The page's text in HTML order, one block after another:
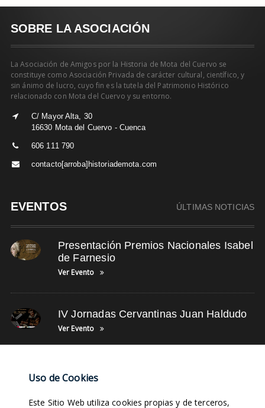
SOBRE LA ASOCIACIÓN
La Asociación de Amigos por la Historia de Mota del Cuervo se
constituye como Asociación Privada de carácter cultural, científico, y
sin ánimo de lucro, cuyo fin es la tutela del Patrimonio Histórico
relacionado con Mota del Cuervo y su entorno.
C/ Mayor Alta, 30
16630 Mota del Cuervo - Cuenca
606 111 790
contacto[arroba]historiademota.com
EVENTOS ÚLTIMAS NOTICIAS
Presentación Premios Nacionales Isabel
de Farnesio
Ver Evento
IV Jornadas Cervantinas Juan Haldudo
Ver Evento
NUBE DE TAGS
Uso de Cookies
Este Sitio Web utiliza cookies propias y de terceros,